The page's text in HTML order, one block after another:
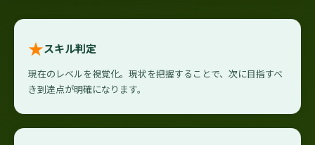
★スキル判定
現在のレベルを視覚化。現状を把握することで、次に目指すべ
き到達点が明確になります。